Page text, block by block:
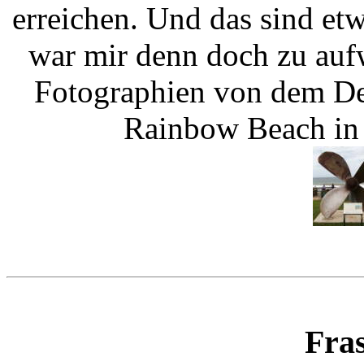
erreichen. Und das sind
war mir denn doch zu
Fotographien von dem
Rainbow Beach in